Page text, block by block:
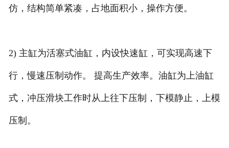
仿，结构简单紧凑，占地面积小，操作方便。
2) 主缸为活塞式油缸，内设快速缸，可实现高速下
行，慢速压制动作。 提高生产效率。油缸为上油缸
式，冲压滑块工作时从上往下压制，下模静止，上模
压制。